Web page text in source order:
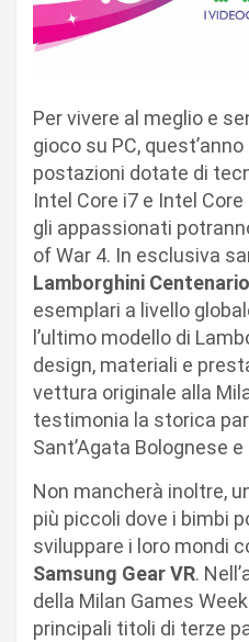
Per vivere al meglio e
gioco su PC,
postazioni dotate di
Intel Core i7 e Intel
gli appassionati
of War 4. In esclusiva
Lamborghini Centenario
esemplari a livello
l’ultimo modello di
design, materiali e
vettura originale alla
testimonia la storica
Sant’Agata Bolognese
Non mancherà inoltre,
più piccoli dove i bimbi
sviluppare i loro mondi
Samsung Gear VR.
della Milan Games
principali titoli di terze